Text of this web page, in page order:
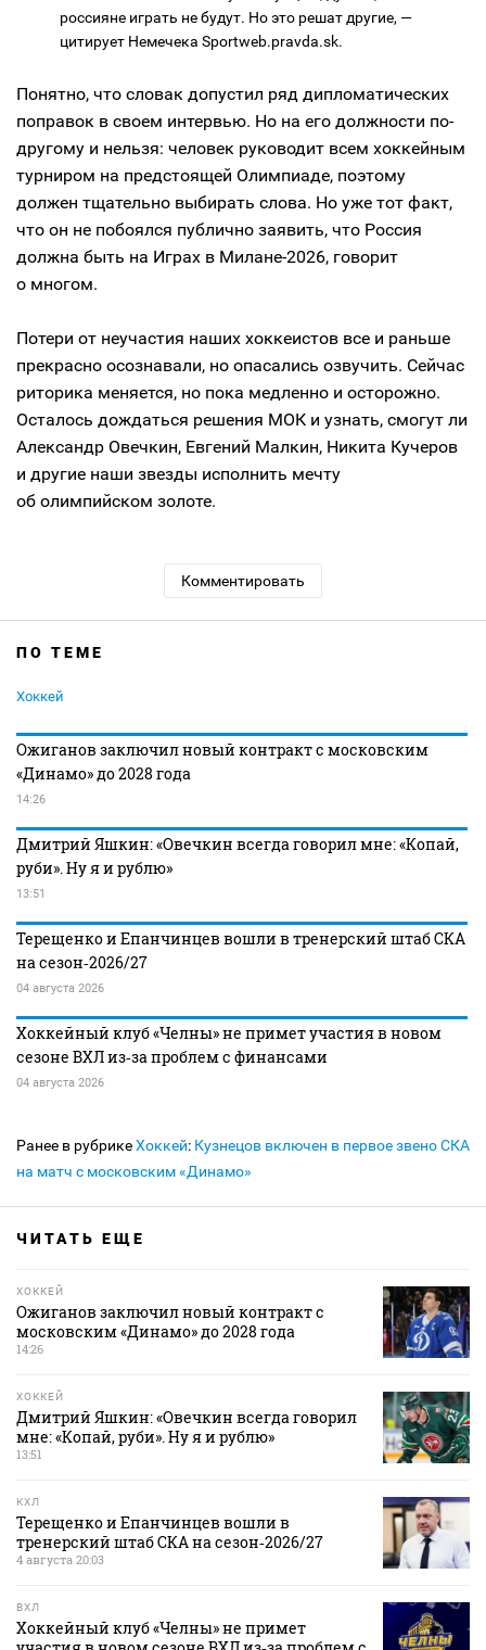
россияне играть не будут. Но это решат другие, —
цитирует Немечека Sportweb.pravda.sk.
Понятно, что словак допустил ряд дипломатических
поправок в своем интервью. Но на его должности по-
другому и нельзя: человек руководит всем хоккейным
турниром на предстоящей Олимпиаде, поэтому
должен тщательно выбирать слова. Но уже тот факт,
что он не побоялся публично заявить, что Россия
должна быть на Играх в Милане-2026, говорит
о многом.
Потери от неучастия наших хоккеистов все и раньше
прекрасно осознавали, но опасались озвучить. Сейчас
риторика меняется, но пока медленно и осторожно.
Осталось дождаться решения МОК и узнать, смогут ли
Александр Овечкин, Евгений Малкин, Никита Кучеров
и другие наши звезды исполнить мечту
об олимпийском золоте.
Комментировать
ПО ТЕМЕ
Хоккей
Ожиганов заключил новый контракт с московским
«Динамо» до 2028 года
14:26
Дмитрий Яшкин: «Овечкин всегда говорил мне: «Копай,
руби». Ну я и рублю»
13:51
Терещенко и Епанчинцев вошли в тренерский штаб СКА
на сезон‑2026/27
04 августа 2026
Хоккейный клуб «Челны» не примет участия в новом
сезоне ВХЛ из‑за проблем с финансами
04 августа 2026
Ранее в рубрикеХоккей: Кузнецов включен в первое звено СКА
на матч с московским «Динамо»
ЧИТАТЬ ЕЩЕ
ХОККЕЙ
Ожиганов заключил новый контракт с
московским «Динамо» до 2028 года
14:26
ХОККЕЙ
Дмитрий Яшкин: «Овечкин всегда говорил
мне: «Копай, руби». Ну я и рублю»
13:51
КХЛ
Терещенко и Епанчинцев вошли в
тренерский штаб СКА на сезон‑2026/27
4 августа 20:03
ВХЛ
Хоккейный клуб «Челны» не примет